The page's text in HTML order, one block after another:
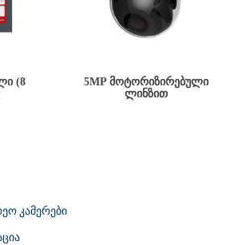
(8
5MP ᲛᲝᲢᲝᲠᲘᲖᲘᲠᲔᲑᲣᲚᲘ
ᲚᲘᲜᲖᲘᲗ
კამერები